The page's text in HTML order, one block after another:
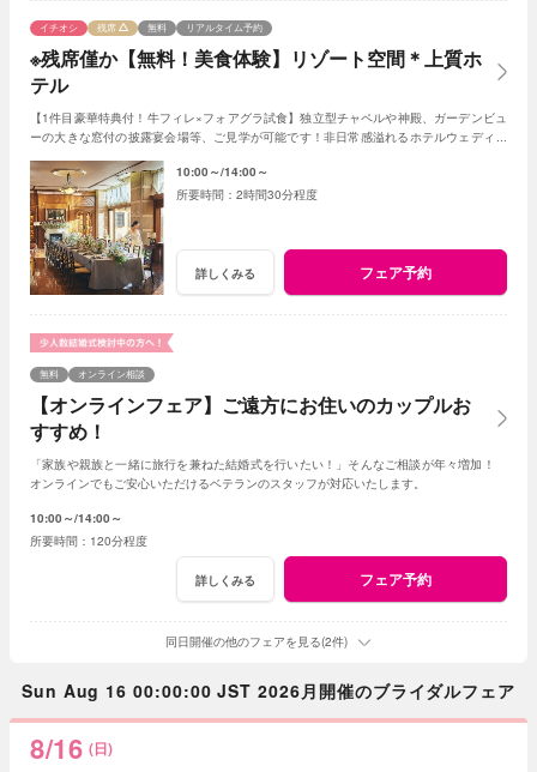
※残席僅か【無料！美食体験】リゾート空間＊上質ホ
テル
イチオシ 残席 無料 リアルタイム予約
【1件目豪華特典付！牛フィレ×フォアグラ試食】独立型チャペルや神殿、ガーデンビュ
ーの大きな窓付の披露宴会場等、ご見学が可能です！非日常感溢れるホテルウェディン
10:00～ 14:00～
2時間30分程度
詳しくみる フェア予約
【オンラインフェア】ご遠方にお住いのカップルお
すすめ！
無料 オンライン相談
「家族や親族と一緒に旅行を兼ねた結婚式を行いたい！」そんなご相談が年々増加！
オンラインでもご安心いただけるベテランのスタッフが対応いたします。
10:00～ 14:00～
120分程度
詳しくみる フェア予約
同日開催の他のフェアを見る(2件)
Sun Aug 16 00:00:00 JST 2026月開催のブライダルフェア
8/16 (日)